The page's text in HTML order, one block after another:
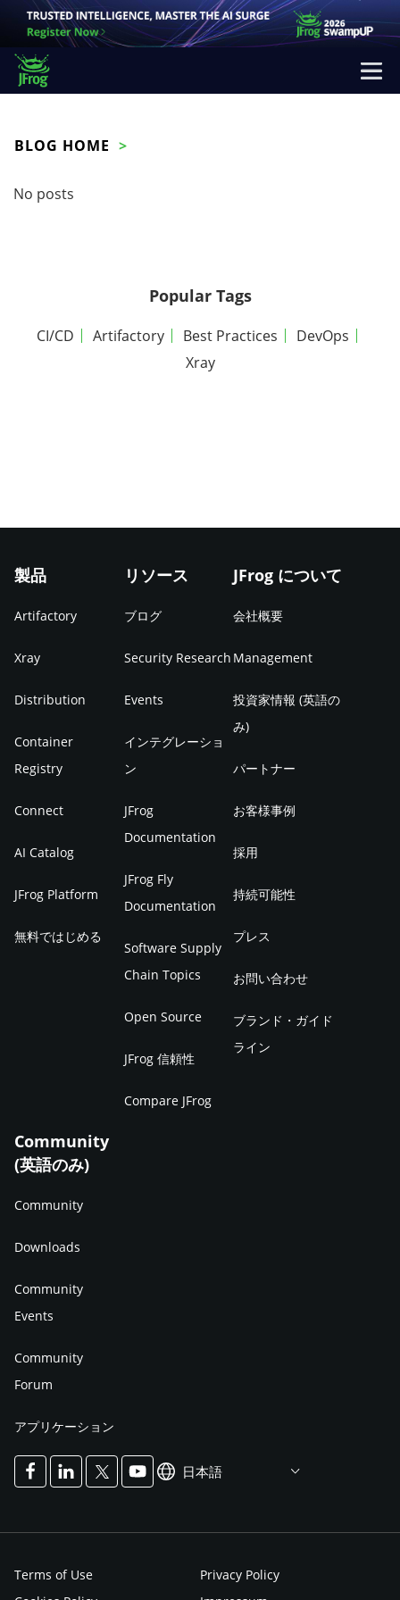
BLOG HOME
No posts
Popular Tags
CI/CD Artifactory Best Practices
DevOps
Xray
製品
Artifactory
Xray
Distribution
Container
Registry
Connect
AI Catalog
JFrog Platform
無料ではじめる
リソース
ブログ
Security Research
Events
インテグレーショ
ン
JFrog
Documentation
JFrog Fly
Documentation
Software Supply
Chain Topics
Open Source
JFrog 信頼性
Compare JFrog
JFrog について
会社概要
Management
投資家情報 (英語の
み)
パートナー
お客様事例
採用
持続可能性
プレス
お問い合わせ
ブランド・ガイド
ライン
Community
(英語のみ)
Community
Downloads
Community
Events
Community
Forum
アプリケーション
日本語
Terms of Use
Privacy Policy